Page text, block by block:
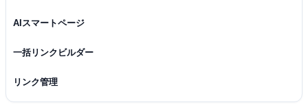
AIスマートページ
一括リンクビルダー
リンク管理